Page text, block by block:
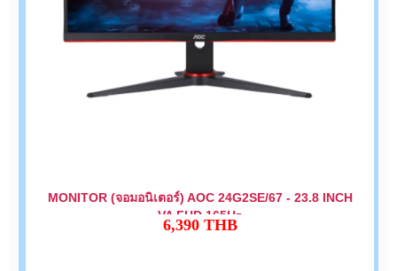
MONITOR (จอมอนิเตอร์) AOC 24G2SE/67 - 23.8 INCH
VA FHD 165Hz
6,390 THB